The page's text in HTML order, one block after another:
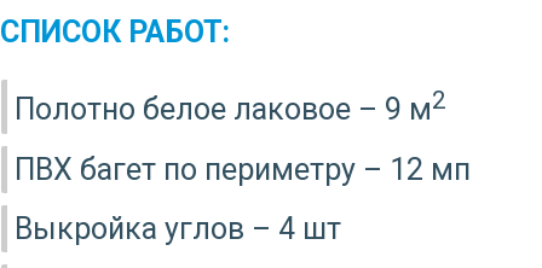
СПИСОК РАБОТ:
Полотно белое лаковое – 9 м2
ПВХ багет по периметру – 12 мп
Выкройка углов – 4 шт